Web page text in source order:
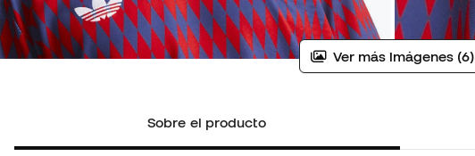
Ver más imágenes (6)
Sobre el producto